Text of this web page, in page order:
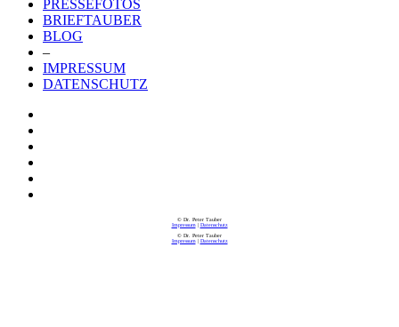
PRESSEFOTOS
BRIEFTAUBER
BLOG
–
IMPRESSUM
DATENSCHUTZ
© Dr. Peter Tauber
Impressum| Datenschutz
© Dr. Peter Tauber
Impressum| Datenschutz